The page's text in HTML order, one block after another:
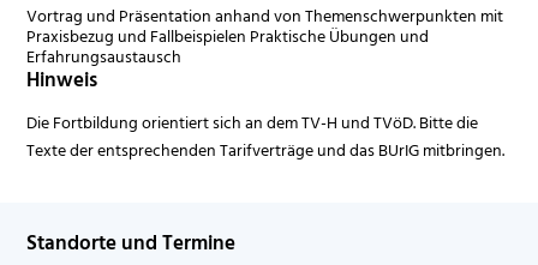
Vortrag und Präsentation anhand von Themenschwerpunkten mit
Praxisbezug und Fallbeispielen Praktische Übungen und
Erfahrungsaustausch
Hinweis
Die Fortbildung orientiert sich an dem TV-H und TVöD. Bitte die
Texte der entsprechenden Tarifverträge und das BUrIG mitbringen.
Standorte und Termine